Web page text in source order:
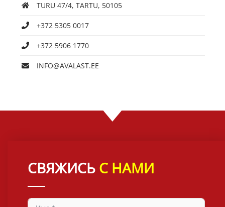
TURU 47/4, TARTU, 50105
+372 5305 0017
+372 5906 1770
INFO@AVALAST.EE
СВЯЖИСЬ С НАМИ